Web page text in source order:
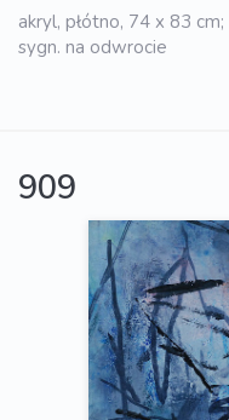
akryl, płótno, 74 x 83 cm;
sygn. na odwrocie
909